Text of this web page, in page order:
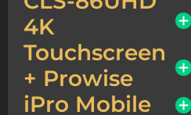
4K
Touchscreen
+ Prowise
iPro Mobile